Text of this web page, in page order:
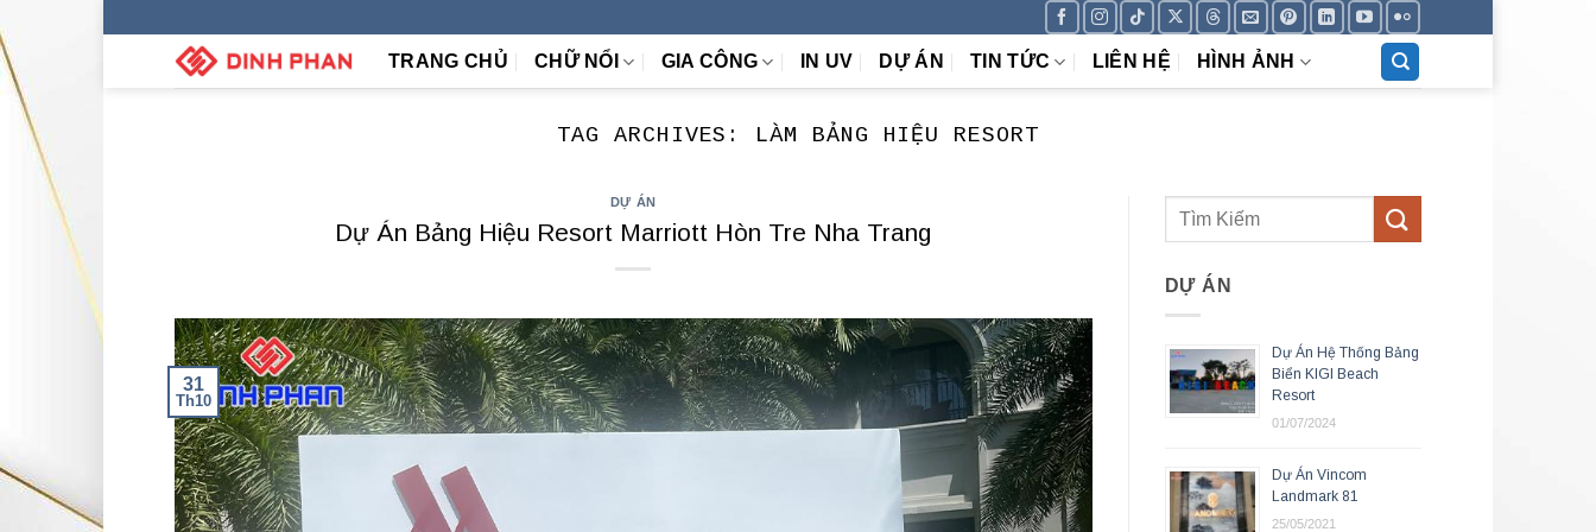
TRANG CHỦ CHỮ NỔI GIA CÔNG IN UV DỰ ÁN TIN TỨC LIÊN HỆ HÌNH ẢNH
TAG ARCHIVES: LÀM BẢNG HIỆU RESORT
DỰ ÁN
Dự Án Bảng Hiệu Resort Marriott Hòn Tre Nha Trang
31
Th10
DỰ ÁN
Dự Án Hệ Thống Bảng
Biển KIGI Beach
Resort
01/07/2024
Dự Án Vincom
Landmark 81
25/05/2021